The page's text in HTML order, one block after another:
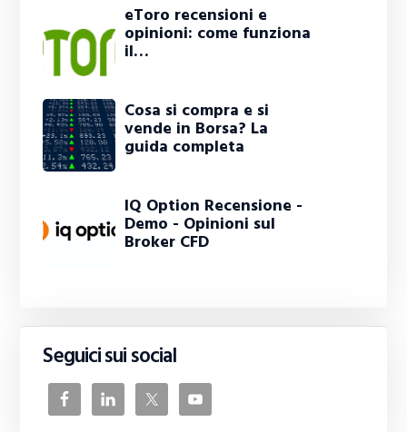
eToro recensioni e
opinioni: come funziona
il…
Cosa si compra e si
vende in Borsa? La
guida completa
IQ Option Recensione -
Demo - Opinioni sul
Broker CFD
Seguici sui social